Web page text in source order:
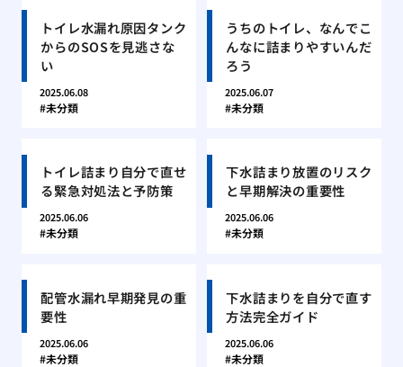
トイレ水漏れ原因タンク
からのSOSを見逃さな
い
2025.06.08
未分類
うちのトイレ、なんでこ
んなに詰まりやすいんだ
ろう
2025.06.07
未分類
トイレ詰まり自分で直せ
る緊急対処法と予防策
2025.06.06
未分類
下水詰まり放置のリスク
と早期解決の重要性
2025.06.06
未分類
配管水漏れ早期発見の重
要性
2025.06.06
未分類
下水詰まりを自分で直す
方法完全ガイド
2025.06.06
未分類